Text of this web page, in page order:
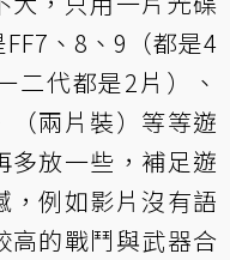
、8、9（都是4
二代都是2片）、
（兩片裝）等等遊
多放一些，補足遊
，例如影片沒有語
高的戰鬥與武器合